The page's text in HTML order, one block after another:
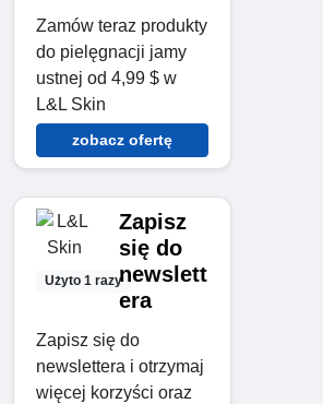
Zamów teraz produkty
do pielęgnacji jamy
ustnej od 4,99 $ w
L&L Skin
zobacz ofertę
Użyto 1 razy
Zapisz
się do
newslett
era
Zapisz się do
newslettera i otrzymaj
więcej korzyści oraz